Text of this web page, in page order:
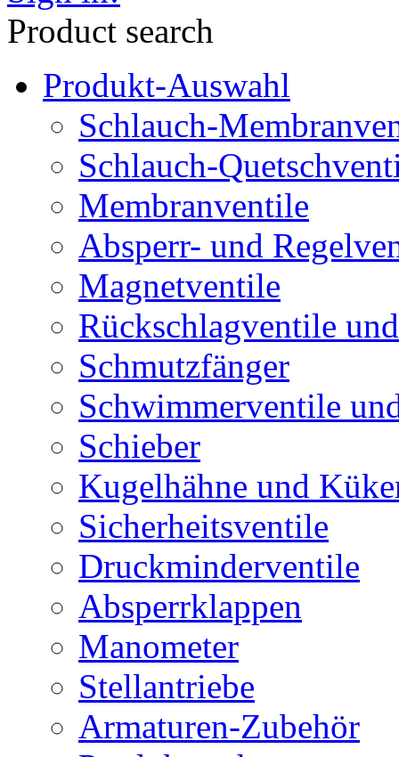
Product search
Produkt-Auswahl
Schlauch-
Schlauch-
Membranventile
Absperr- und
Magnetventile
Rückschlagventile
Schmutzfänger
Schwimmerventile
Schieber
Kugelhähne und
Sicherheitsventile
Druckminderventile
Absperrklappen
Manometer
Stellantriebe
Armaturen-Zubehör